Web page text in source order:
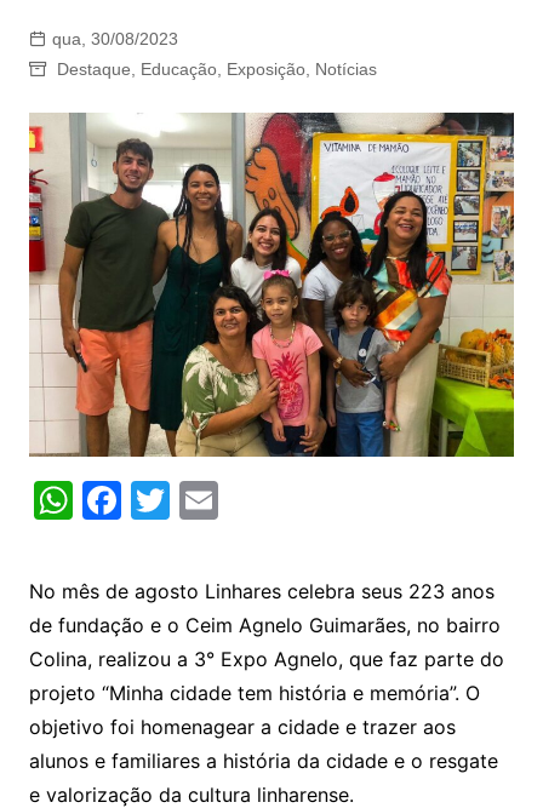
qua, 30/08/2023
Destaque
Educação, Exposição, Notícias
W
at
s
A
p
p
F
c
e
b
o
o
k
T
itt
er
E
ai
l
No mês de agosto Linhares celebra seus 223 anos
de fundação e o Ceim Agnelo Guimarães, no bairro
Colina, realizou a 3° Expo Agnelo, que faz parte do
projeto “Minha cidade tem história e memória”. O
objetivo foi homenagear a cidade e trazer aos
alunos e familiares a história da cidade e o resgate
e valorização da cultura linharense.